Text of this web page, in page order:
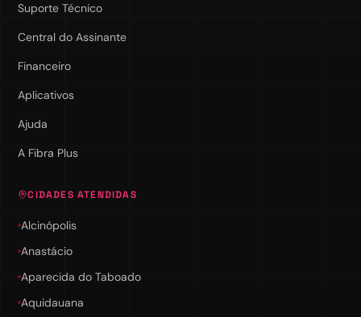
Suporte Técnico
Central do Assinante
Financeiro
Aplicativos
Ajuda
A Fibra Plus
CIDADES ATENDIDAS
Alcinópolis
Anastácio
Aparecida do Taboado
Aquidauana